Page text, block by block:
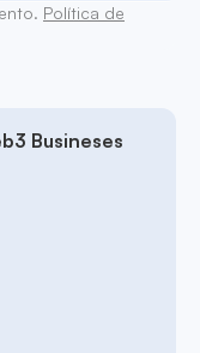
Política de
Busineses